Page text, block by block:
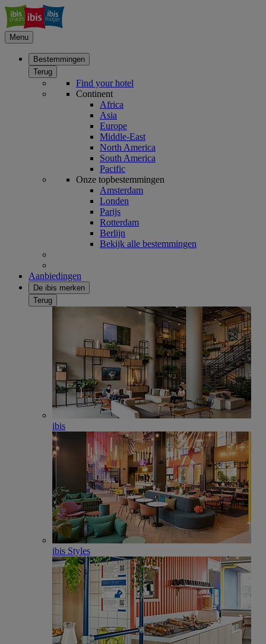
Menu
Bestemmingen
Terug
Find your hotel
Continent
Africa
Asia
Europe
Middle-East
North America
South America
Pacific
Onze topbestemmingen
Amsterdam
Londen
Parijs
Rotterdam
Berlijn
Bekijk alle bestemmingen
Aanbiedingen
De ibis merken
Terug
ibis
ibis Styles